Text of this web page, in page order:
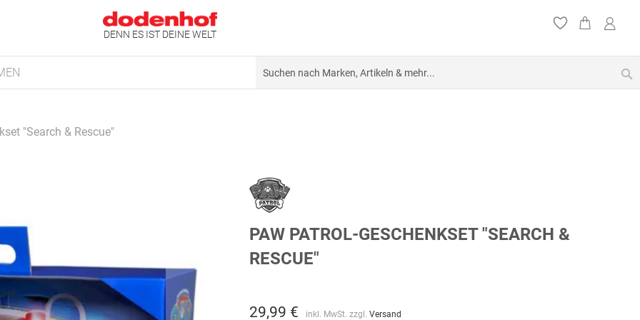
DENN ES IST DEINE WELT
"Search & Rescue"
PAW PATROL-GESCHENKSET "SEARCH &
RESCUE"
29,99 € inkl. MwSt. zzgl.Versand